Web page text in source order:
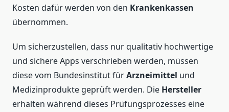
Kosten dafür werden von den Krankenkassen
übernommen.
Um sicherzustellen, dass nur qualitativ hochwertige
und sichere Apps verschrieben werden, müssen
diese vom Bundesinstitut fürArzneimittel und
Medizinprodukte geprüft werden. Die Hersteller
erhalten während dieses Prüfungsprozesses eine